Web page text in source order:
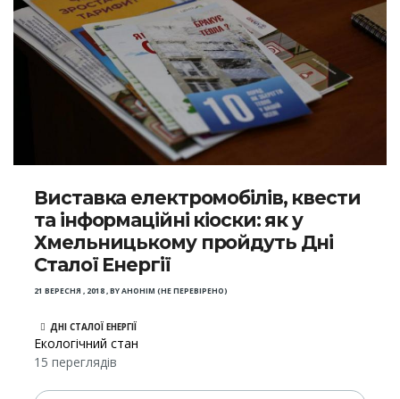
Виставка електромобілів, квести
та інформаційні кіоски: як у
Хмельницькому пройдуть Дні
Сталої Енергії
21 ВЕРЕСНЯ , 2018,BYАНОНІМ (НЕ ПЕРЕВІРЕНО)
ДНІ СТАЛОЇ ЕНЕРГІЇ
Екологічний стан
15 переглядів